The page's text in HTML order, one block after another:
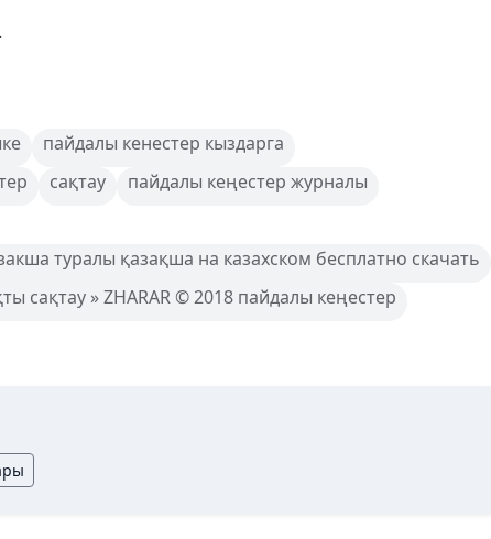
пайдалы кенестер кыздарга
сақтау
пайдалы кеңестер журналы
туралы қазақша на казахском бесплатно скачать
сақтау » ZHARAR © 2018 пайдалы кеңестер